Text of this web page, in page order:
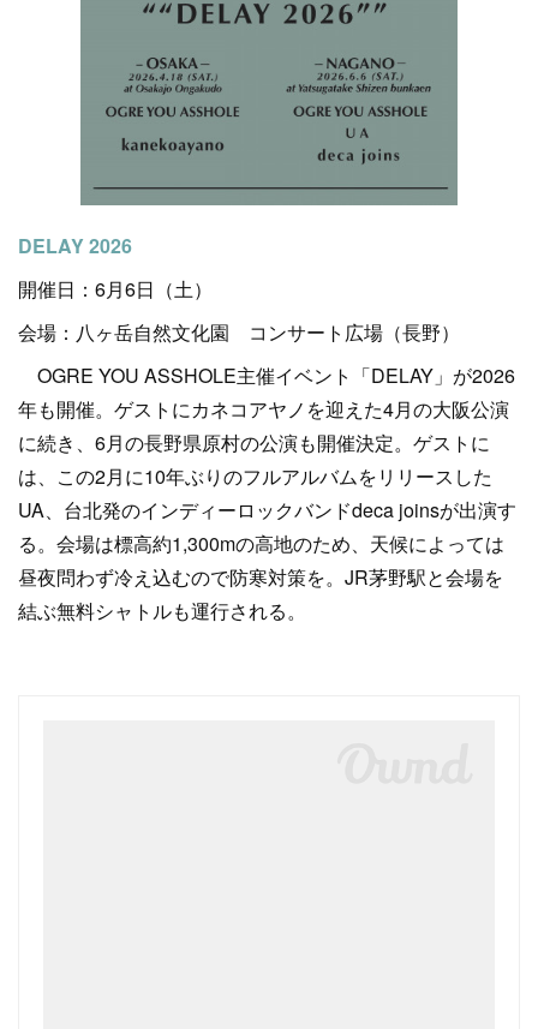
DELAY 2026
開催日：6月6日（土）
会場：八ヶ岳自然文化園 コンサート広場（長野）
OGRE YOU ASSHOLE主催イベント「DELAY」が2026
年も開催。ゲストにカネコアヤノを迎えた4月の大阪公演
に続き、6月の長野県原村の公演も開催決定。ゲストに
は、この2月に10年ぶりのフルアルバムをリリースした
UA、台北発のインディーロックバンドdeca joinsが出演す
る。会場は標高約1,300mの高地のため、天候によっては
昼夜問わず冷え込むので防寒対策を。JR茅野駅と会場を
結ぶ無料シャトルも運行される。